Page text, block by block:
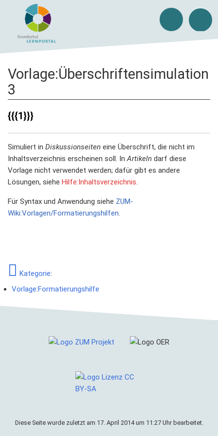
Vorlage:Überschriftensimulation
3
{{{1}}}
Simuliert in Diskussionseiten eine Überschrift, die nicht im
Inhaltsverzeichnis erscheinen soll. InArtikeln darf diese
Vorlage nicht verwendet werden; dafür gibt es andere
Lösungen, siehe Hilfe:Inhaltsverzeichnis.
Für Syntax und Anwendung siehe ZUM-
Wiki:Vorlagen/Formatierungshilfen.
Kategorie:
Vorlage:Formatierungshilfe
Cookies helfen uns bei der Bereitstellung von ZUM
Diese Seite wurde zuletzt am 17. April 2014 um 11:27 Uhr bearbeitet.